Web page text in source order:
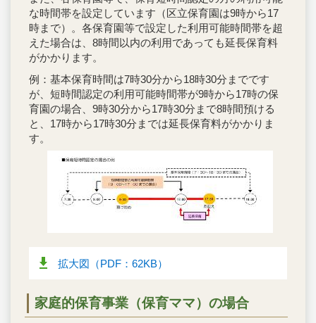
な時間帯を設定しています（区立保育園は9時から17
時まで）。各保育園等で設定した利用可能時間帯を超
えた場合は、8時間以内の利用であっても延長保育料
がかかります。
例：基本保育時間は7時30分から18時30分までです
が、短時間認定の利用可能時間帯が9時から17時の保
育園の場合、9時30分から17時30分まで8時間預ける
と、17時から17時30分までは延長保育料がかかりま
す。
拡大図（PDF：62KB）
家庭的保育事業（保育ママ）の場合